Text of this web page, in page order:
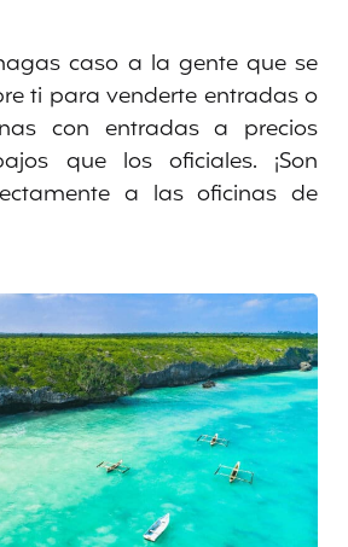
caso a la gente que se
ti para venderte entradas o
con entradas a precios
que los oficiales. ¡Son
a las oficinas de